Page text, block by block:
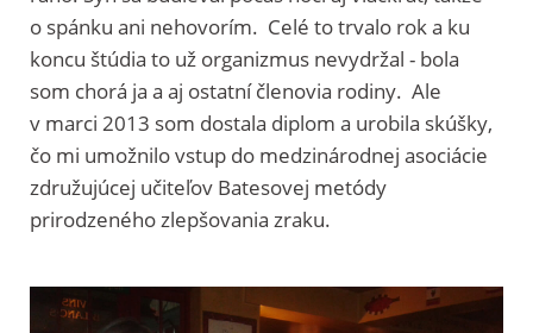
o spánku ani nehovorím. Celé to trvalo rok a ku
koncu štúdia to už organizmus nevydržal - bola
som chorá ja a aj ostatní členovia rodiny. Ale
v marci 2013 som dostala diplom a urobila skúšky,
čo mi umožnilo vstup do medzinárodnej asociácie
združujúcej učiteľov Batesovej metódy
prirodzeného zlepšovania zraku.